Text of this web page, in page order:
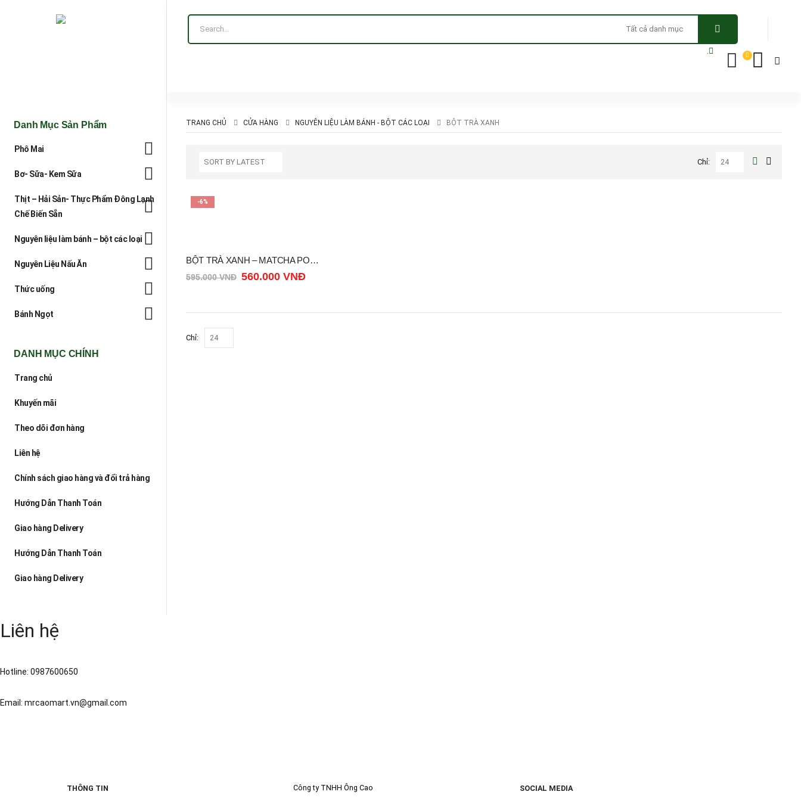
TRANG CHỦ CỬA HÀNG NGUYÊN LIỆU LÀM BÁNH - BỘT CÁC LOẠI BỘT TRÀ XANH
Chỉ:
-6%
BỘT TRÀ XANH – MATCHA POWDER MARTIN BAUER 500G
595.000VNĐ 560.000VNĐ
Chỉ:
Danh Mục Sản Phẩm
Phô Mai
Bơ- Sữa- Kem Sữa
Thịt – Hải Sản- Thực Phẩm Đông Lạnh
Chế Biến Sẵn
Nguyên liệu làm bánh – bột các loại
Nguyên Liệu Nấu Ăn
Thức uống
Bánh Ngọt
DANH MỤC CHÍNH
Trang chủ
Khuyến mãi
Theo dõi đơn hàng
Liên hệ
Chính sách giao hàng và đổi trả hàng
Hướng Dẫn Thanh Toán
Giao hàng Delivery
Hướng Dẫn Thanh Toán
Giao hàng Delivery
Liên hệ
Hotline: 0987600650
Email: mrcaomart.vn@gmail.com
THÔNG TIN Công ty TNHH Ông Cao SOCIAL MEDIA